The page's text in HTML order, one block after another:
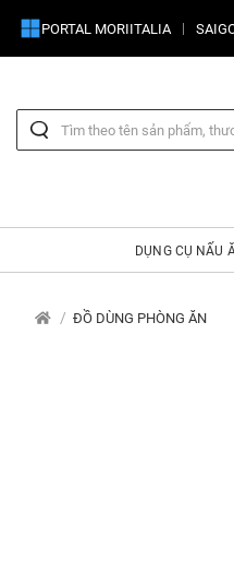
PORTAL MORIITALIA
DỤNG CỤ NẤU
ĐỒ DÙNG PHÒNG ĂN